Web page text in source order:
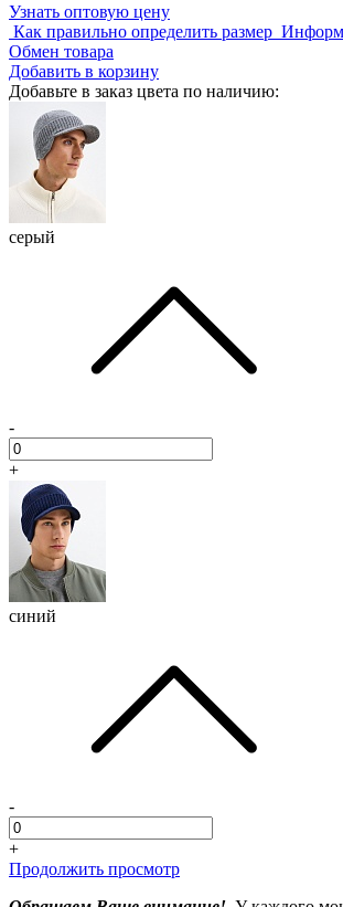
Узнать оптовую цену
Как правильно определить размер
Обмен товара
Добавить в корзину
Добавьте в заказ цвета по наличию:
серый
-
+
синий
-
+
Продолжить просмотр